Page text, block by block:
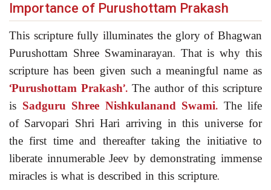
Importance of Purushottam Prakash
This scripture fully illuminates the glory of Bhagwan
Purushottam Shree Swaminarayan. That is why this
scripture has been given such a meaningful name as
‘Purushottam Prakash’. The author of this scripture
is Sadguru Shree Nishkulanand Swami. The life
of Sarvopari Shri Hari arriving in this universe for
the first time and thereafter taking the initiative to
liberate innumerable Jeev by demonstrating immense
miracles is what is described in this scripture.